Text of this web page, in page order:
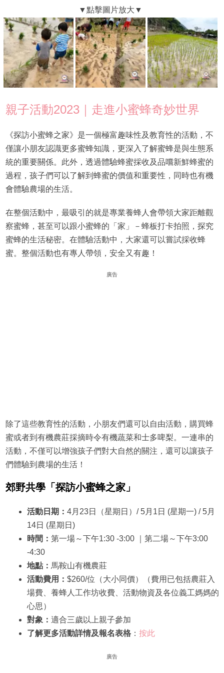
親子活動2023｜走進小蜜蜂奇妙世界
《探訪小蜜蜂之家》是一個極富趣味性及教育性的活動，不
僅讓小朋友認識更多蜜蜂知識，更深入了解蜜蜂是與生態系
統的重要關係。此外，透過體驗蜂蜜採收及品嚐新鮮蜂蜜的
過程，孩子們可以了解到蜂蜜的價值和重要性，同時也有機
會體驗農場的生活。
在整個活動中，最吸引的就是專業養蜂人會帶領大家距離觀
察蜜蜂，甚至可以跟小蜜蜂的「家」－蜂板打卡拍照，探究
蜜蜂的生活秘密。在體驗活動中，大家還可以嘗試採收蜂
蜜。整個活動也有專人帶領，安全又有趣！
廣告
除了這些教育性的活動，小朋友們還可以自由活動，購買蜂
蜜或者到有機農莊採摘時令有機蔬菜和士多啤梨。一連串的
活動，不僅可以增強孩子們對大自然的關注，還可以讓孩子
們體驗到農場的生活！
郊野共學「探訪小蜜蜂之家」
活動日期： 4月23日（星期日）/ 5月1日 (星期一) / 5月
14日 (星期日)
時間： 第一場～下午1:30 -3:00 ｜第二場～下午3:00
-4:30
地點： 馬鞍山有機農莊
活動費用： $260/位（大小同價）（費用已包括農莊入
場費、養蜂人工作坊收費、活動物資及各位義工媽媽的
心思）
對象： 適合三歲以上親子參加
了解更多活動詳情及報名表格： 按此
廣告